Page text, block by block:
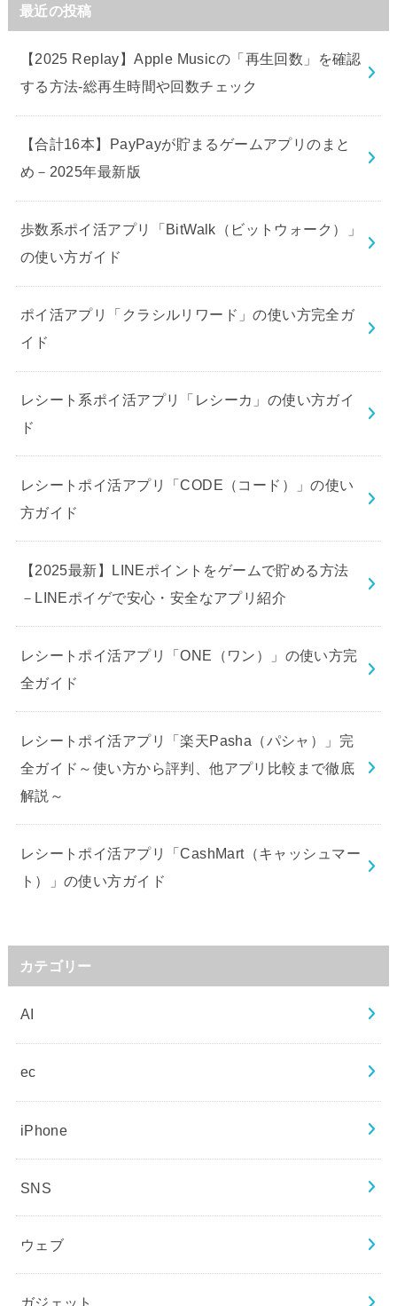
最近の投稿
【2025 Replay】Apple Musicの「再生回数」を確認
する方法-総再生時間や回数チェック
【合計16本】PayPayが貯まるゲームアプリのまと
め－2025年最新版
歩数系ポイ活アプリ「BitWalk（ビットウォーク）」
の使い方ガイド
ポイ活アプリ「クラシルリワード」の使い方完全ガ
イド
レシート系ポイ活アプリ「レシーカ」の使い方ガイ
ド
レシートポイ活アプリ「CODE（コード）」の使い
方ガイド
【2025最新】LINEポイントをゲームで貯める方法
－LINEポイゲで安心・安全なアプリ紹介
レシートポイ活アプリ「ONE（ワン）」の使い方完
全ガイド
レシートポイ活アプリ「楽天Pasha（パシャ）」完
全ガイド～使い方から評判、他アプリ比較まで徹底
解説～
レシートポイ活アプリ「CashMart（キャッシュマー
ト）」の使い方ガイド
カテゴリー
AI
ec
iPhone
SNS
ウェブ
ガジェット